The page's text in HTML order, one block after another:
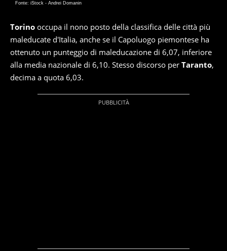
Fonte: iStock - Andrei Domanin
Torino occupa il nono posto della classifica delle città più
maleducate d'Italia, anche se il Capoluogo piemontese ha
ottenuto un punteggio di maleducazione di 6,07, inferiore
alla media nazionale di 6,10. Stesso discorso per Taranto,
decima a quota 6,03.